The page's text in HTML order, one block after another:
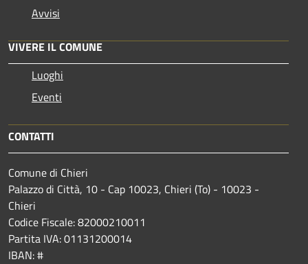
Avvisi
VIVERE IL COMUNE
Luoghi
Eventi
CONTATTI
Comune di Chieri
Palazzo di Città, 10 - Cap 10023, Chieri (To) - 10023 -
Chieri
Codice Fiscale: 82000210011
Partita IVA: 01131200014
IBAN: #